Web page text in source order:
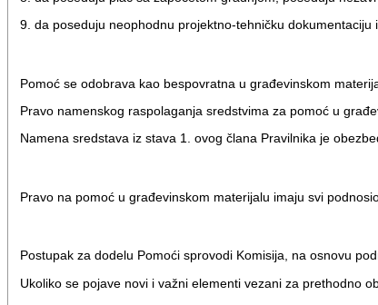
9. da poseduju neophodnu projektno-tehničku
Pomoć se odobrava kao bespovratna u građevinskom
Pravo namenskog raspolaganja sredstvima za pomoć u
Namena sredstava iz stava 1. ovog člana Pravilnika je
Pravo na pomoć u građevinskom materijalu imaju svi
Postupak za dodelu Pomoći sprovodi Komisija, na osnovu
Ukoliko se pojave novi i važni elementi vezani za prethodno